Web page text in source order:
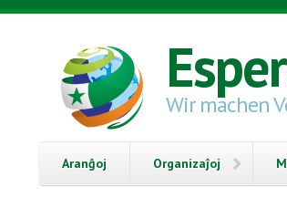
Skip to main content
Wir machen
Aranĝoj Organizaĵoj